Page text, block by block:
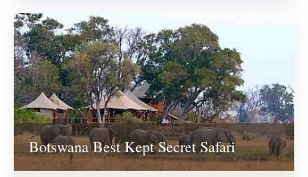
Botswana Best Kept Secret Safari